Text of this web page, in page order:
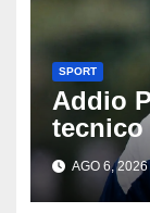
SPORT
Addio
tecnico
scritto
del
AGO 6, 2026